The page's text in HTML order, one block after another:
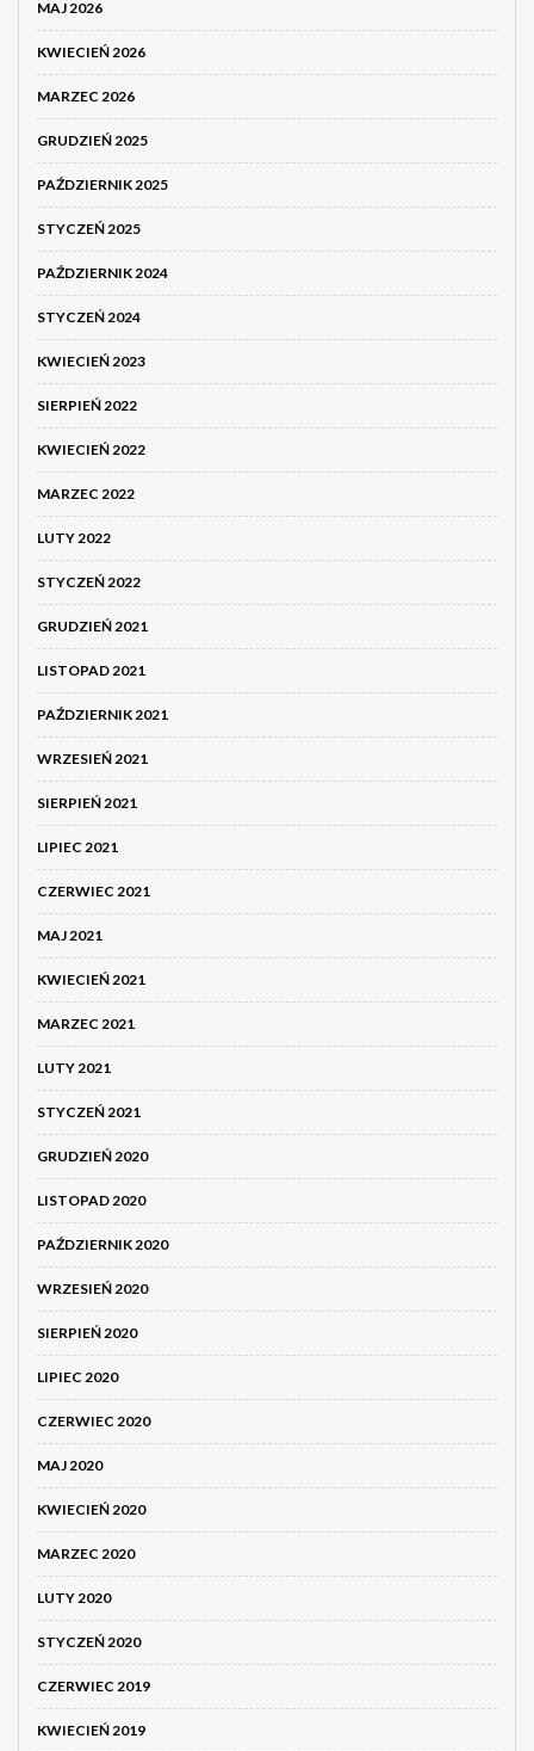
MAJ 2026
KWIECIEŃ 2026
MARZEC 2026
GRUDZIEŃ 2025
PAŹDZIERNIK 2025
STYCZEŃ 2025
PAŹDZIERNIK 2024
STYCZEŃ 2024
KWIECIEŃ 2023
SIERPIEŃ 2022
KWIECIEŃ 2022
MARZEC 2022
LUTY 2022
STYCZEŃ 2022
GRUDZIEŃ 2021
LISTOPAD 2021
PAŹDZIERNIK 2021
WRZESIEŃ 2021
SIERPIEŃ 2021
LIPIEC 2021
CZERWIEC 2021
MAJ 2021
KWIECIEŃ 2021
MARZEC 2021
LUTY 2021
STYCZEŃ 2021
GRUDZIEŃ 2020
LISTOPAD 2020
PAŹDZIERNIK 2020
WRZESIEŃ 2020
SIERPIEŃ 2020
LIPIEC 2020
CZERWIEC 2020
MAJ 2020
KWIECIEŃ 2020
MARZEC 2020
LUTY 2020
STYCZEŃ 2020
CZERWIEC 2019
KWIECIEŃ 2019